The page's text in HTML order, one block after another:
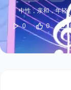
中性，亲和，年轻
0 0